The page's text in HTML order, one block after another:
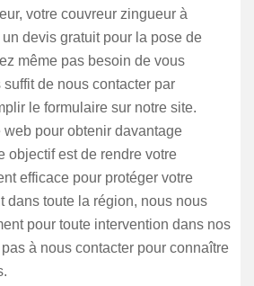
votre couvreur zingueur à
devis gratuit pour la pose de
même pas besoin de vous
de nous contacter par
le formulaire sur notre site.
pour obtenir davantage
objectif est de rendre votre
efficace pour protéger votre
dans toute la région, nous nous
pour toute intervention dans nos
à nous contacter pour connaître